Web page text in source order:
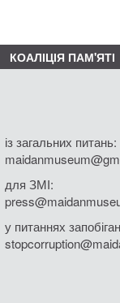
КОАЛІЦІЯ ПАМ'ЯТІ
із загальних питань:
для ЗМІ:
у питаннях